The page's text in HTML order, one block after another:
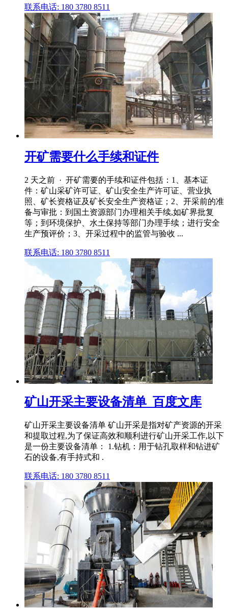
联系电话: 180 3780 8511
开矿需要什么手续和证件
2 天之前 · 开矿需要的手续和证件包括：1、基本证
件：矿山采矿许可证、矿山安全生产许可证、营业执
照、矿长资格证及矿长安全生产资格证；2、开采前的准
备与审批：到国土资源部门办理相关手续,如矿界批复
等；到环境保护、水土保持等部门办理手续；进行安全
生产预评价；3、开采过程中的监管与验收 ...
联系电话: 180 3780 8511
矿山开采主要设备清单_百度文库
矿山开采主要设备清单 矿山开采是指对矿产资源的开采
和提取过程,为了保证高效和顺利进行矿山开采工作,以下
是一份主要设备清单： 1.钻机：用于钻孔取样和钻进矿
石的设备,有手持式和 .
联系电话: 180 3780 8511